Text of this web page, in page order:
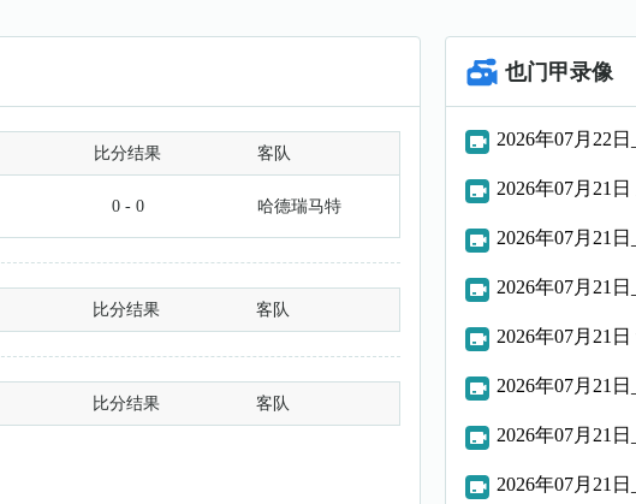
比分结果 客队
0 - 0 哈德瑞马特
比分结果 客队
比分结果 客队
也门甲录像